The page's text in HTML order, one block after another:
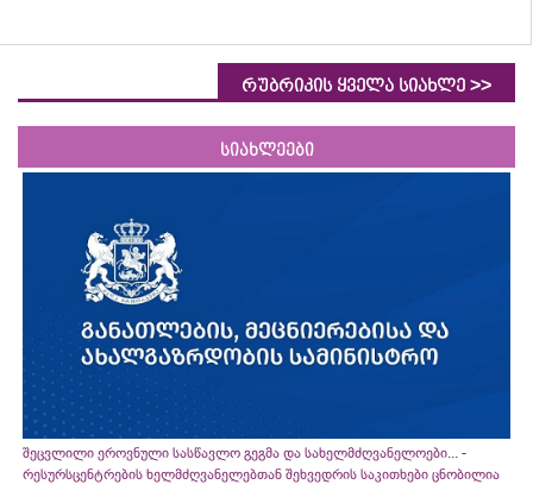
რუბრიკის ყველა სიახლე >>
სიახლეები
შეცვლილი ეროვნული სასწავლო გეგმა და სახელმძღვანელოები... -
რესურსცენტრების ხელმძღვანელებთან შეხვედრის საკითხები ცნობილია